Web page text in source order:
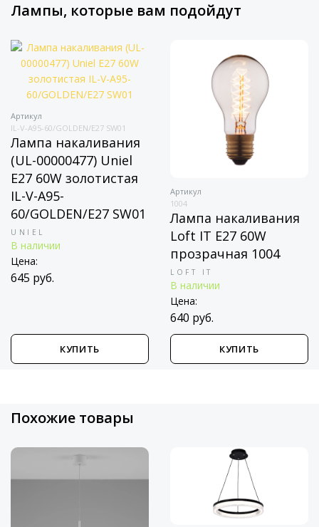
Лампы, которые вам подойдут
Артикул
IL-V-A95-60/GOLDEN/E27 SW01
Лампа накаливания
(UL-00000477) Uniel
E27 60W золотистая
IL-V-A95-
60/GOLDEN/E27 SW01
UNIEL
В наличии
Цена:
645 руб.
КУПИТЬ
Артикул
1004
Лампа накаливания
Loft IT E27 60W
прозрачная 1004
LOFT IT
В наличии
Цена:
640 руб.
КУПИТЬ
Похожие товары